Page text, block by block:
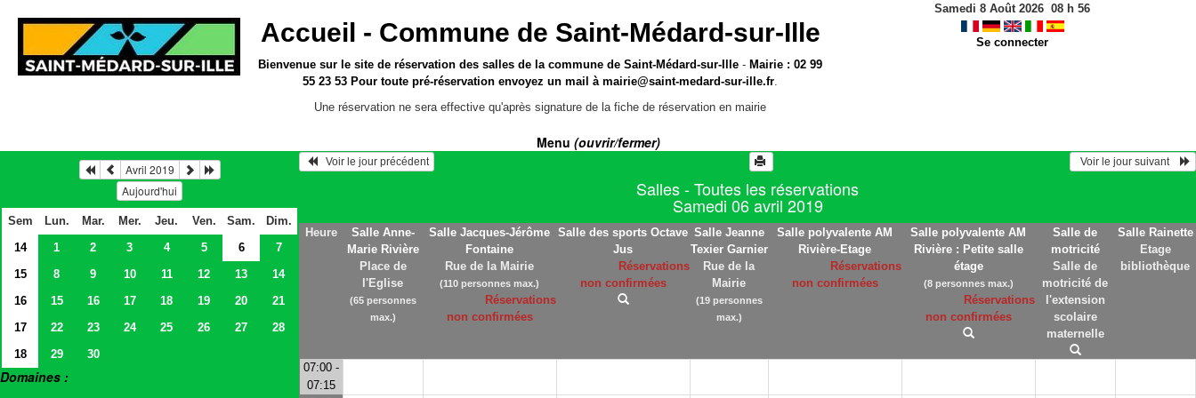
Accueil - Commune de Saint-Médard-sur-Ille
Bienvenue sur le sitede réservation des salles de la commune de Saint-Médard-sur-Ille - Mairie : 02 99
55 23 53 Pour toute pré-réservation envoyez un mail àmairie@saint-medard-sur-ille.fr.
Une réservation ne sera effective qu'après signature de la fiche de réservation en mairie
Samedi 8 Août 2026 08 h 56
Se connecter
Menu (ouvrir/fermer)
Avril 2019
Aujourd'hui
Sem Lun. Mar. Mer. Jeu. Ven. Sam.
Dim.
14
1 2 3 4 5 6
7
15
8 9 10 11 12 13
14
16
15 16 17 18 19 20
21
17
22 23 24 25 26 27
28
18
29 30
Domaines :
   Voir le jour précédent
  Voir le jour suivant
Salles - Toutes les réservations
Samedi 06 avril 2019
Heure
Salle Anne-
Marie Rivière
Place de
l'Eglise
(65 personnes
max.)
Salle Jacques-Jérôme
Fontaine
Rue de la Mairie
(110 personnes max.)
Réservations
non confirmées
Salle des sports Octave
Jus
Réservations
non confirmées
Salle Jeanne
Texier Garnier
Rue de la
Mairie
(19 personnes
max.)
Salle polyvalente AM
Rivière-Etage
Réservations
non confirmées
Salle polyvalente AM
Rivière : Petite salle
étage
(8 personnes max.)
Réservations
non confirmées
Salle de
motricité
Salle de
motricité de
l'extension
scolaire
maternelle
Salle Rainette
Etage
bibliothèque
07:00 -
07:15